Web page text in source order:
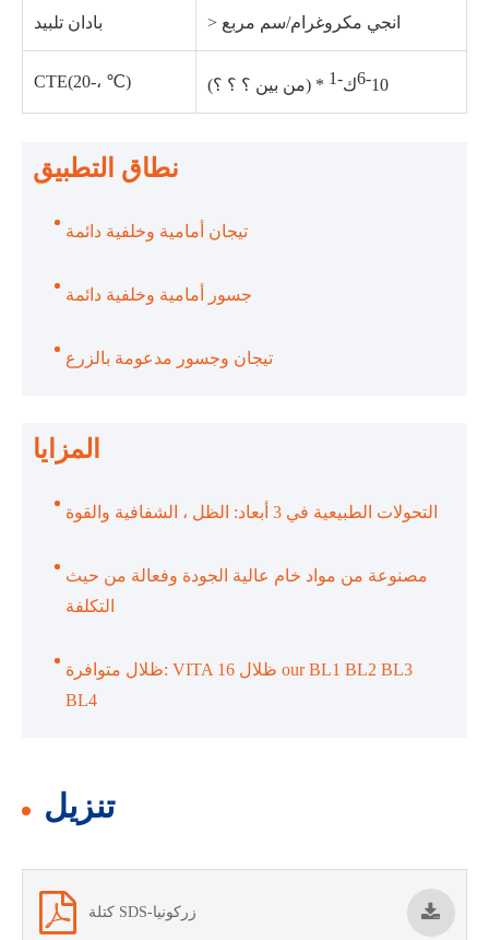
بادان تلبيد > انجي مكروغرام/سم مربع
CTE(20-، ℃) (من بين ؟ ؟ ؟) * 10-6 ك-1
نطاق التطبيق
تيجان أمامية وخلفية دائمة
جسور أمامية وخلفية دائمة
تيجان وجسور مدعومة بالزرع
المزايا
التحولات الطبيعية في 3 أبعاد: الظل ، الشفافية والقوة
مصنوعة من مواد خام عالية الجودة وفعالة من حيث
التكلفة
ظلال متوافرة: VITA 16 ظلال our BL1 BL2 BL3
BL4
تنزيل
كتلة SDS-زركونيا